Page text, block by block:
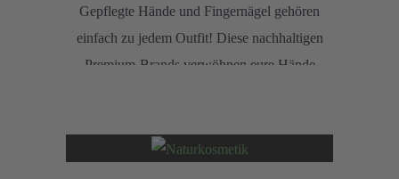
Gepflegte Hände und Fingernägel gehören
einfach zu jedem Outfit! Diese nachhaltigen
Premium-Brands verwöhnen eure Hände